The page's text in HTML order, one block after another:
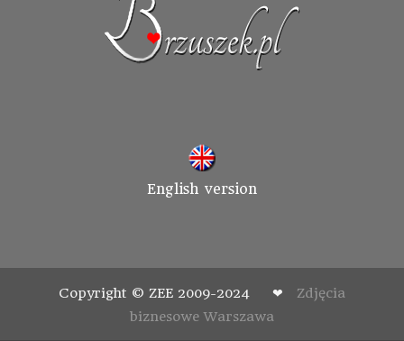
English version
Copyright © ZEE 2009-2024 ❤ Zdjęcia
biznesowe Warszawa